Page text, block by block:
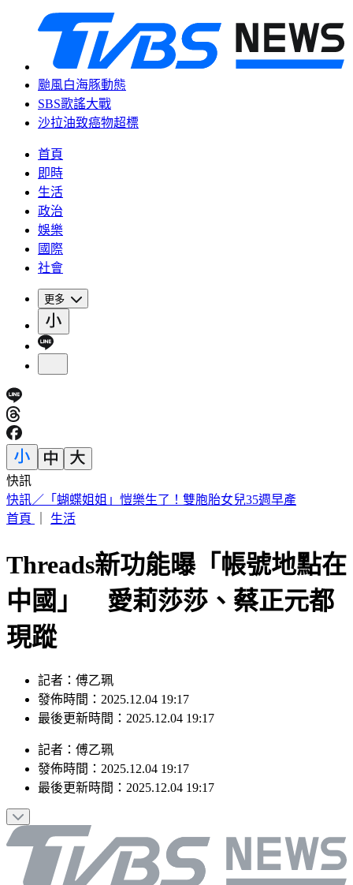
颱風白海豚動態
SBS歌謠大戰
沙拉油致癌物超標
首頁
即時
生活
政治
娛樂
國際
社會
更多
快訊
毒油風波究責？傳石崇良、姜至剛請辭 綠：做這種解讀很合
理
Threads新功能曝「帳號地點在
中國」 愛莉莎莎、蔡正元都
現蹤
記者：傅乙珮
發佈時間：2025.12.04 19:17
記者：傅乙珮
發佈時間：2025.12.04 19:17